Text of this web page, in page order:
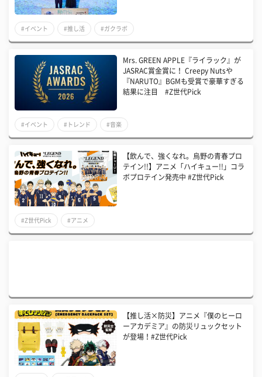
#イベント #推し活 #ガクラボ
Mrs. GREEN APPLE『ライラック』が
JASRAC賞金賞に！ Creepy Nutsや
『NARUTO』BGMも受賞で豪華すぎる
結果に注目 #Z世代Pick
#イベント #トレンド #音楽
【飲んで、強くなれ。烏野の青春プロ
テイン!!】アニメ「ハイキュー!!」コラ
ボプロテイン発売中 #Z世代Pick
#Z世代Pick #アニメ
【推し活×防災】アニメ『僕のヒーロ
ーアカデミア』の防災リュックセット
が登場！#Z世代Pick